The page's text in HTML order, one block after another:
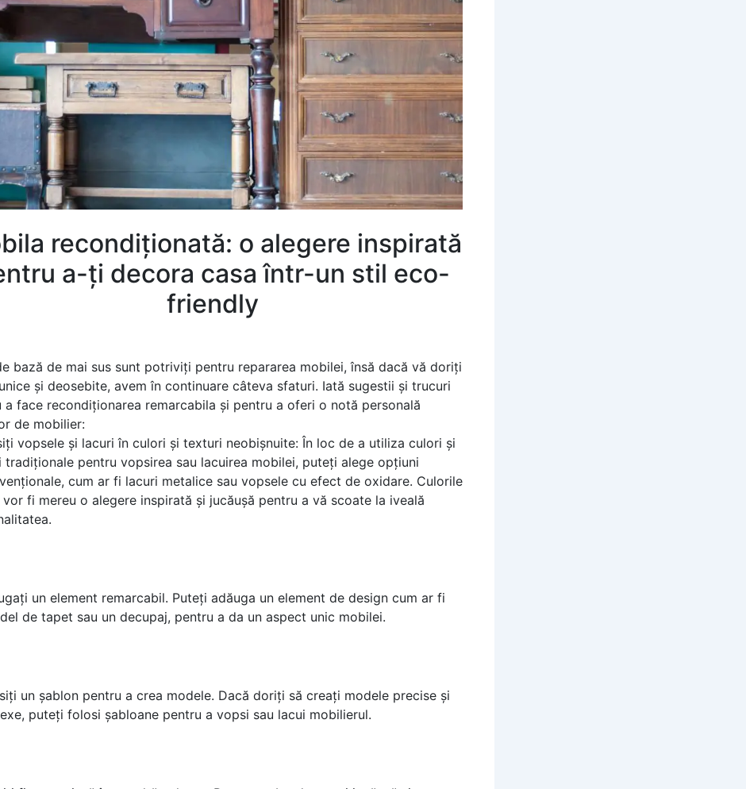
recondiționată: o alegere inspirată
a-ți decora casa într-un stil eco-
friendly
bază de mai sus sunt potriviți pentru repararea mobilei, însă dacă vă doriți
și deosebite, avem în continuare câteva sfaturi. Iată sugestii și trucuri
a face recondiționarea remarcabila și pentru a oferi o notă personală
de mobilier:
vopsele și lacuri în culori și texturi neobișnuite: În loc de a utiliza culori și
tradiționale pentru vopsirea sau lacuirea mobilei, puteți alege opțiuni
cum ar fi lacuri metalice sau vopsele cu efect de oxidare. Culorile
vor fi mereu o alegere inspirată și jucăușă pentru a vă scoate la iveală
un element remarcabil. Puteți adăuga un element de design cum ar fi
de tapet sau un decupaj, pentru a da un aspect unic mobilei.
un șablon pentru a crea modele. Dacă doriți să creați modele precise și
puteți folosi șabloane pentru a vopsi sau lacui mobilierul.